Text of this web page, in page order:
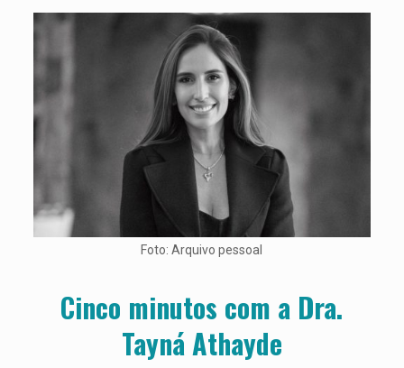
Foto: Arquivo pessoal
Cinco minutos com a Dra.
Tayná Athayde